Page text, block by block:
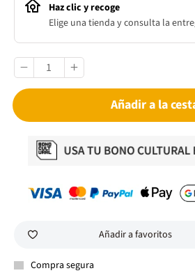
Haz clic y recoge
Elige una tienda y consulta la
Añadir a la
Añadir a favoritos
Compra segura